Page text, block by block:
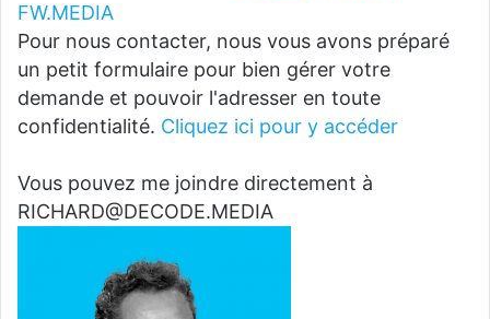
FW.MEDIA
Pour nous contacter, nous vous avons préparé
un petit formulaire pour bien gérer votre
demande et pouvoir l'adresser en toute
confidentialité. Cliquez ici pour y accéder
Vous pouvez me joindre directement à
RICHARD@DECODE.MEDIA